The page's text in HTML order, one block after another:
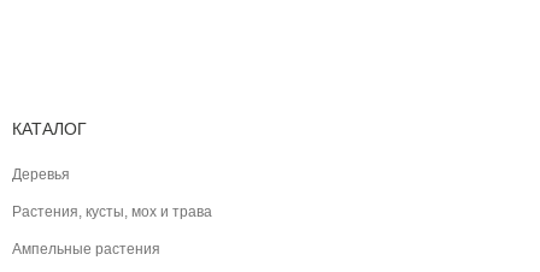
КАТАЛОГ
Деревья
Растения, кусты, мох и трава
Ампельные растения